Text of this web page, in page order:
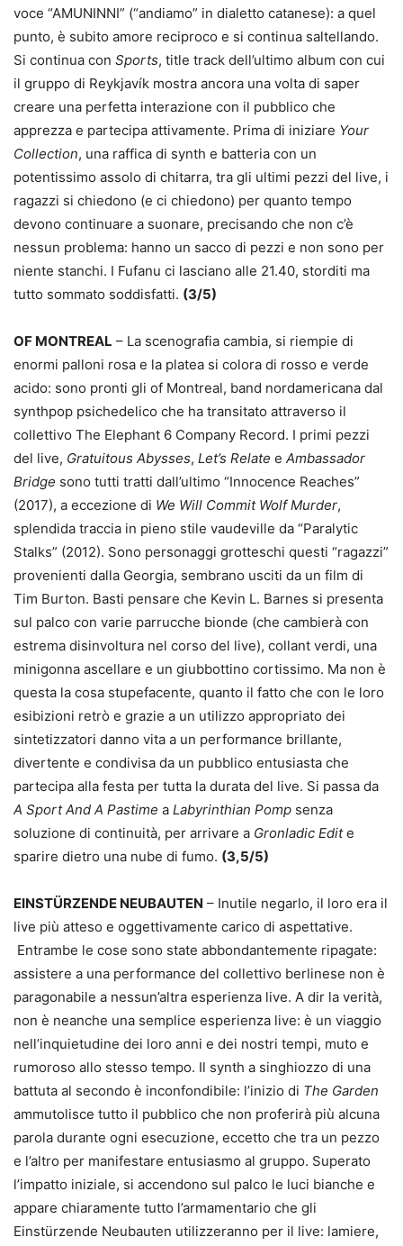
voce “AMUNINNI” (“andiamo” in dialetto catanese): a quel
punto, è subito amore reciproco e si continua saltellando.
Si continua con Sports, title track dell’ultimo album con cui
il gruppo di Reykjavík mostra ancora una volta di saper
creare una perfetta interazione con il pubblico che
apprezza e partecipa attivamente. Prima di iniziare Your
Collection, una raffica di synth e batteria con un
potentissimo assolo di chitarra, tra gli ultimi pezzi del live, i
ragazzi si chiedono (e ci chiedono) per quanto tempo
devono continuare a suonare, precisando che non c’è
nessun problema: hanno un sacco di pezzi e non sono per
niente stanchi. I Fufanu ci lasciano alle 21.40, storditi ma
tutto sommato soddisfatti. (3/5)
OF MONTREAL – La scenografia cambia, si riempie di
enormi palloni rosa e la platea si colora di rosso e verde
acido: sono pronti gli of Montreal, band nordamericana dal
synthpop psichedelico che ha transitato attraverso il
collettivo The Elephant 6 Company Record. I primi pezzi
del live, Gratuitous Abysses, Let’s Relate e Ambassador
Bridge sono tutti tratti dall’ultimo “Innocence Reaches”
(2017), a eccezione di We Will Commit Wolf Murder,
splendida traccia in pieno stile vaudeville da “Paralytic
Stalks” (2012). Sono personaggi grotteschi questi “ragazzi”
provenienti dalla Georgia, sembrano usciti da un film di
Tim Burton. Basti pensare che Kevin L. Barnes si presenta
sul palco con varie parrucche bionde (che cambierà con
estrema disinvoltura nel corso del live), collant verdi, una
minigonna ascellare e un giubbottino cortissimo. Ma non è
questa la cosa stupefacente, quanto il fatto che con le loro
esibizioni retrò e grazie a un utilizzo appropriato dei
sintetizzatori danno vita a un performance brillante,
divertente e condivisa da un pubblico entusiasta che
partecipa alla festa per tutta la durata del live. Si passa da
A Sport And A Pastime a Labyrinthian Pomp senza
soluzione di continuità, per arrivare a Gronladic Edite
sparire dietro una nube di fumo. (3,5/5)
EINSTÜRZENDE NEUBAUTEN – Inutile negarlo, il loro era il
live più atteso e oggettivamente carico di aspettative.
Entrambe le cose sono state abbondantemente ripagate:
assistere a una performance del collettivo berlinese non è
paragonabile a nessun’altra esperienza live. A dir la verità,
non è neanche una semplice esperienza live: è un viaggio
nell’inquietudine dei loro anni e dei nostri tempi, muto e
rumoroso allo stesso tempo. Il synth a singhiozzo di una
battuta al secondo è inconfondibile: l’inizio di The Garden
ammutolisce tutto il pubblico che non proferirà più alcuna
parola durante ogni esecuzione, eccetto che tra un pezzo
e l’altro per manifestare entusiasmo al gruppo. Superato
l’impatto iniziale, si accendono sul palco le luci bianche e
appare chiaramente tutto l’armamentario che gli
Einstürzende Neubauten utilizzeranno per il live: lamiere,